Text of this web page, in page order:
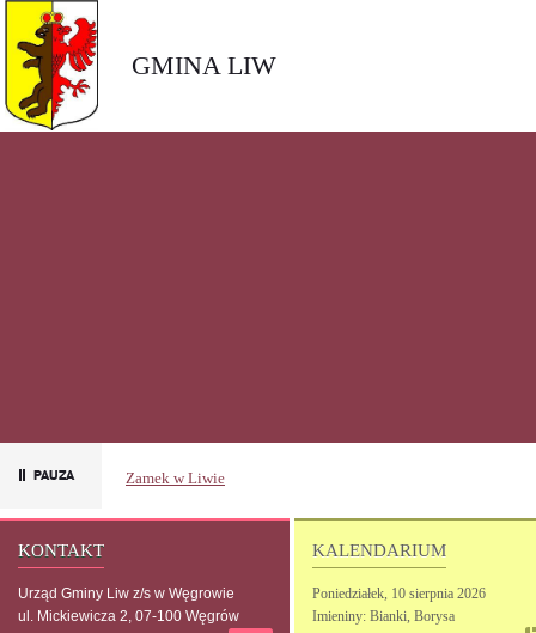
GMINA LIW
Zamek w Liwie
KONTAKT
Urząd Gminy Liw z/s w Węgrowie
ul. Mickiewicza 2, 07-100 Węgrów
KALENDARIUM
Poniedziałek, 10 sierpnia 2026
Imieniny: Bianki, Borysa